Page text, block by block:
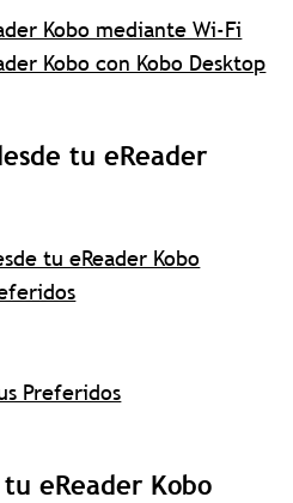
Kobo mediante Wi-Fi
Kobo con Kobo Desktop
tu eReader
tu eReader Kobo
Preferidos
eReader Kobo